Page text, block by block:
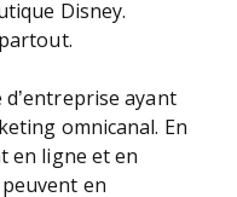
Disney.
ayant
omnicanal. En
en ligne et en
en